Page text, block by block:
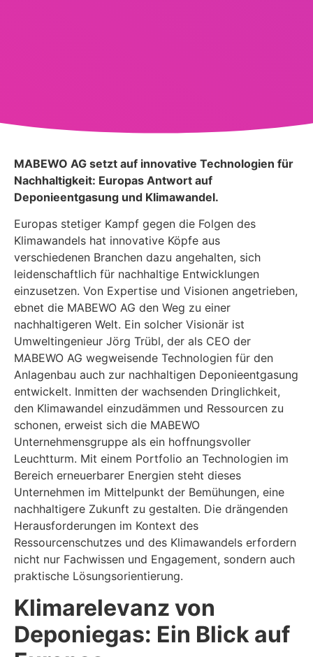
MABEWO AG setzt auf innovative Technologien für
Nachhaltigkeit: Europas Antwort auf
Deponieentgasung und Klimawandel.
Europas stetiger Kampf gegen die Folgen des
Klimawandels hat innovative Köpfe aus
verschiedenen Branchen dazu angehalten, sich
leidenschaftlich für nachhaltige Entwicklungen
einzusetzen. Von Expertise und Visionen angetrieben,
ebnet die MABEWO AG den Weg zu einer
nachhaltigeren Welt. Ein solcher Visionär ist
Umweltingenieur Jörg Trübl, der als CEO der
MABEWO AG wegweisende Technologien für den
Anlagenbau auch zur nachhaltigen Deponieentgasung
entwickelt. Inmitten der wachsenden Dringlichkeit,
den Klimawandel einzudämmen und Ressourcen zu
schonen, erweist sich die MABEWO
Unternehmensgruppe als ein hoffnungsvoller
Leuchtturm. Mit einem Portfolio an Technologien im
Bereich erneuerbarer Energien steht dieses
Unternehmen im Mittelpunkt der Bemühungen, eine
nachhaltigere Zukunft zu gestalten. Die drängenden
Herausforderungen im Kontext des
Ressourcenschutzes und des Klimawandels erfordern
nicht nur Fachwissen und Engagement, sondern auch
praktische Lösungsorientierung.
Klimarelevanz von
Deponiegas: Ein Blick auf